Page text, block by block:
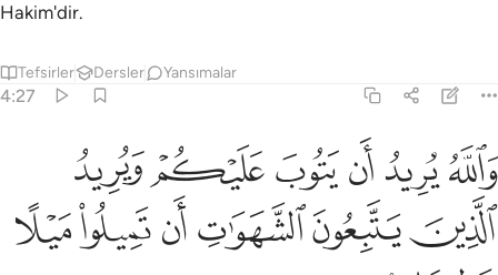
Hakim'dir.
Tefsirler Dersler Yansımalar
4:27
والله يريد ان يتوب عليكم ويريد الذين يتبعون الشهوات ان تميلوا ميلا
وَٱللَّهُ يُرِيدُ أَن يَتُوبَ عَلَيْكُمْ وَيُرِيدُ ٱلَّذِينَ يَتَّبِعُونَ ٱلشَّهَوَٰتِ أَن تَمِيلُوا۟
ﱁﱂ ﱃﱄﱅﱆ
ﱇﱈﱉ ﱊ ﱋﱌ